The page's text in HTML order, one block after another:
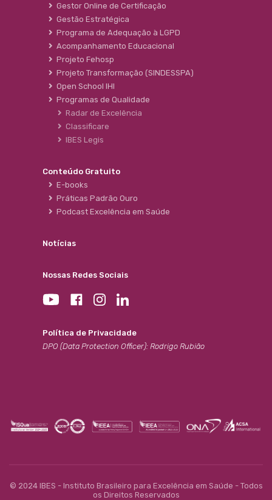
Gestor Online de Certificação
Gestão Estratégica
Programa de Adequação à LGPD
Acompanhamento Educacional
Projeto Fehosp
Projeto Transformação (SINDESSPA)
Open School IHI
Programas de Qualidade
Radar de Excelência
Classificare
IBES Legis
Conteúdo Gratuito
E-books
Práticas Padrão Ouro
Podcast Excelência em Saúde
Notícias
Nossas Redes Sociais
Política de Privacidade
DPO (Data Protection Officer): Rodrigo Rubião
© 2024 IBES - Instituto Brasileiro para Excelência em Saúde - Todos
os Direitos Reservados